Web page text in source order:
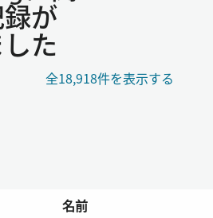
が
た
全18,918件を表示する
名前